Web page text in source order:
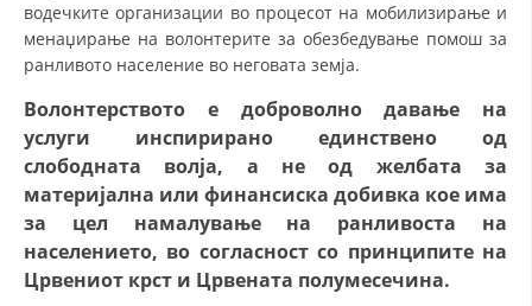
ЧЛЕНСТВО ВО ПРОФЕСИОНАЛНИ ТЕЛА
ЗАКОН ЗА ЦКРМ
СТАТУТ НА ЦКРМ
водечките организации во процесот на мобилизирање и
менаџирање на волонтерите за обезбедување помош за
ранливото население во неговата земја.
Волонтерството е доброволно давање на
услуги инспирирано единствено од
слободната волја, а не од желбата за
материјална или финансиска добивка кое има
за цел намалување на ранливоста на
населението, во согласност со принципите на
Црвениот крст и Црвената полумесечина.